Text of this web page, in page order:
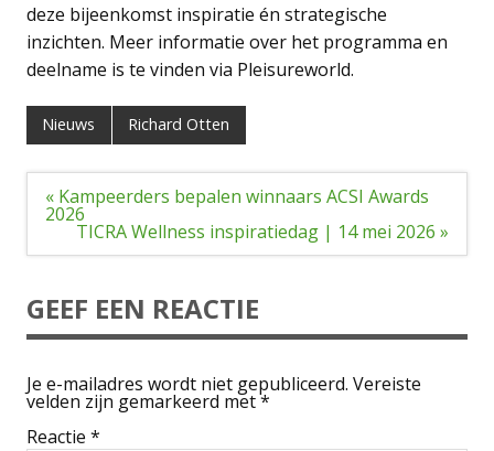
deze bijeenkomst inspiratie én strategische
inzichten. Meer informatie over het programma en
deelname is te vinden via Pleisureworld.
Nieuws Richard Otten
Bericht
navigatie
« Kampeerders bepalen winnaars ACSI Awards
2026
TICRA Wellness inspiratiedag | 14 mei 2026 »
GEEF EEN REACTIE
Je e-mailadres wordt niet gepubliceerd. Vereiste
velden zijn gemarkeerd met*
Reactie *